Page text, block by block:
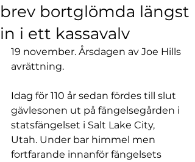
brev bortglömda längst
in i ett kassavalv
19 november. Årsdagen av Joe Hills
avrättning.
Idag för 110 år sedan fördes till slut
gävlesonen ut på fängelsegården i
statsfängelset i Salt Lake City,
Utah. Under bar himmel men
fortfarande innanför fängelsets